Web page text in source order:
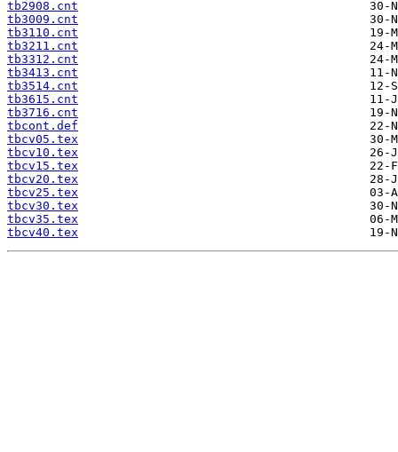
tb2908.cnt
tb3009.cnt
tb3110.cnt
tb3211.cnt
tb3312.cnt
tb3413.cnt
tb3514.cnt
tb3615.cnt
tb3716.cnt
tbcont.def
tbcv05.tex
tbcv10.tex
tbcv15.tex
tbcv20.tex
tbcv25.tex
tbcv30.tex
tbcv35.tex
tbcv40.tex